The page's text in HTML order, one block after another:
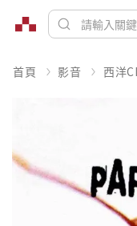
首頁 影音 西洋